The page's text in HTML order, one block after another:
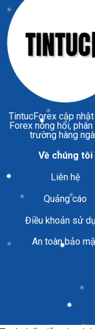
TintucForex cập
Forex nóng hổi,
trường hàng
Về chúng tôi
Liên hệ
Quảng cáo
Điều khoản sử
An toàn bảo